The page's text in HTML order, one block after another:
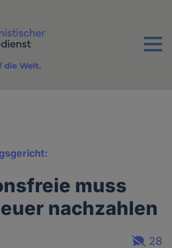
Menu
die Welt.
muss
nachzahlen
28